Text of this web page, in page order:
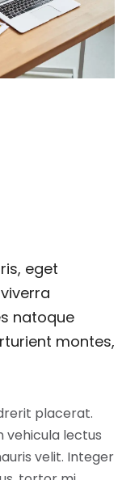
eget
natoque
montes,
placerat.
vehicula lectus
velit. Integer